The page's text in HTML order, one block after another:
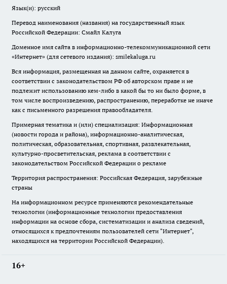
Язык(и): русский
Перевод наименования (названия) на государственный язык
Российской Федерации: Смайл Калуга
Доменное имя сайта в информационно-телекоммуникационной сети
«Интернет» (для сетевого издания): smilekaluga.ru
Вся информация, размещенная на данном сайте, охраняется в
соответствии с законодательством РФ об авторском праве и не
подлежит использованию кем-либо в какой бы то ни было форме, в
том числе воспроизведению, распространению, переработке не иначе
как с письменного разрешения правообладателя.
Примерная тематика и (или) специализация: Информационная
(новости города и района), информационно-аналитическая,
политическая, образовательная, спортивная, развлекательная,
культурно-просветительская, реклама в соответствии с
законодательством Российской Федерации о рекламе
Территория распространения: Российская Федерация, зарубежные
страны
На информационном ресурсе применяются рекомендательные
технологии (информационные технологии предоставления
информации на основе сбора, систематизации и анализа сведений,
относящихся к предпочтениям пользователей сети "Интернет",
находящихся на территории Российской Федерации).
16+